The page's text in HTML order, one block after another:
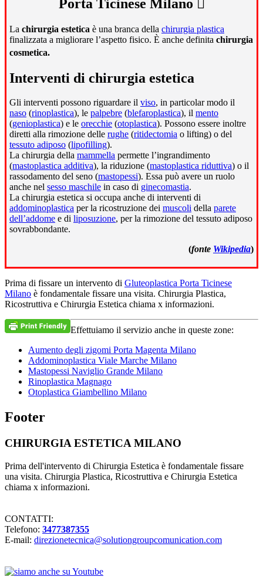
Porta Ticinese Milano
La chirurgia estetica è una branca della chirurgia plastica
finalizzata a migliorare l’aspetto fisico. È anche definita chirurgia
cosmetica.
Interventi di chirurgia estetica
Gli interventi possono riguardare il viso, in particolar modo il
naso (rinoplastica), le palpebre (blefaroplastica), il mento
(genioplastica) e le orecchie (otoplastica). Possono essere inoltre
diretti alla rimozione delle rughe (ritidectomia o lifting) o del
tessuto adiposo (lipofilling).
La chirurgia della mammella permette l’ingrandimento
(mastoplastica additiva), la riduzione (mastoplastica riduttiva) o il
rassodamento del seno (mastopessi). Essa può avere un ruolo
anche nel sesso maschile in caso di ginecomastia.
La chirurgia estetica si occupa anche di interventi di
addominoplastica per la ricostruzione dei muscoli della parete
dell’addome e di liposuzione, per la rimozione del tessuto adiposo
sovrabbondante.
(fonte Wikipedia)
Prima di fissare un intervento di Gluteoplastica Porta Ticinese
Milano è fondamentale fissare una visita. Chirurgia Plastica,
Ricostruttiva e Chirurgia Estetica chiama x informazioni.
Effettuiamo il servizio anche in queste zone:
Aumento degli zigomi Porta Magenta Milano
Addominoplastica Viale Marche Milano
Mastopessi Naviglio Grande Milano
Rinoplastica Magnago
Otoplastica Giambellino Milano
Footer
CHIRURGIA ESTETICA MILANO
Prima dell'intervento di Chirurgia Estetica è fondamentale fissare
una visita. Chirurgia Plastica, Ricostruttiva e Chirurgia Estetica
chiama x informazioni.
CONTATTI:
Telefono: 3477387355
E-mail: direzionetecnica@solutiongroupcomunication.com